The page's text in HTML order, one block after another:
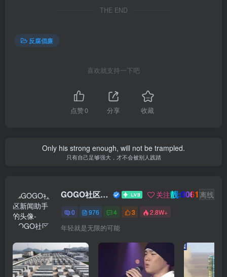
THE END
反腐倡廉
喜欢就支持一下吧
点赞0 分享 收藏
Only his strong enough, will not be trampled.
只有自己足够强大，才不会被别人践踏
GOGO社区新闻助手 关注靓:0061 离线
0 976 4 3 2.8W+
年轻就是无限的可能